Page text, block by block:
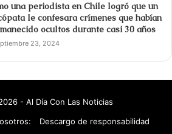
una periodista en Chile logró que un
le confesara crímenes que habían
ocultos durante casi 30 años
23, 2024
- Al Día Con Las Noticias
Descargo de responsabilidad